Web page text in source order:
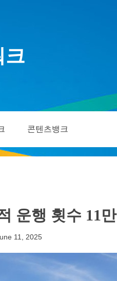
크
콘텐츠뱅크
운행 횟수 11
11, 2025